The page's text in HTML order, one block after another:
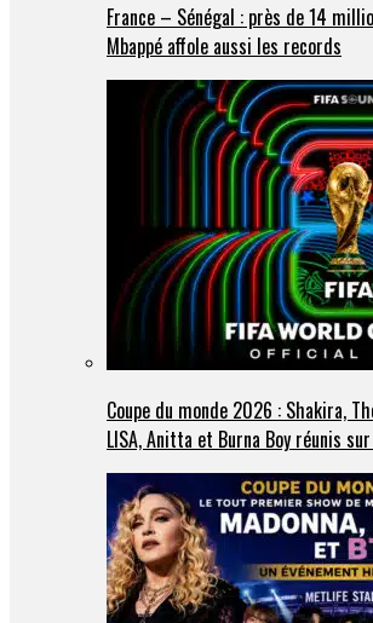
France – Sénégal : près de 14
Mbappé affole aussi les records
Coupe du monde 2026 : Shakira,
LISA, Anitta et Burna Boy réunis